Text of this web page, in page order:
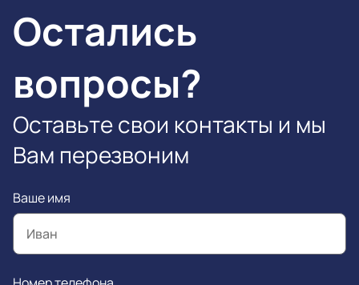
Остались
вопросы?
Оставьте свои контакты и мы
Вам перезвоним
Ваше имя